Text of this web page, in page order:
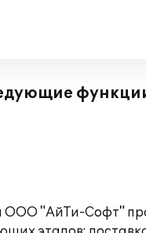
ООО "АйТи-Софт"